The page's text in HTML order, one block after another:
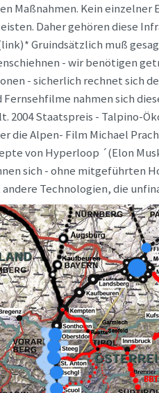
Maßnahmen. Kein einzelner
Daher gehören diese
Gruindsätzlich muß
- wir benötigen
- sicherlich rechnet sich
nahmen sich
2004 Staatspreis - Talpino-
die Alpen- Film Michael
von Hyperloop ´(Elon
sich - ohne mitgeführten
andere Technologien, die